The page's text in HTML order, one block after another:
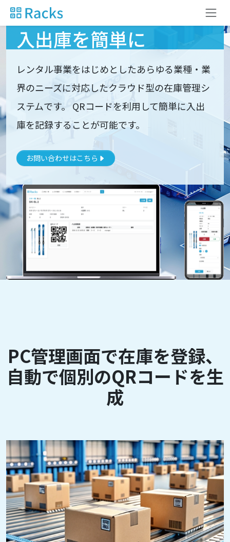
Racks（ラックス）で
入出庫を簡単に
レンタル事業をはじめとしたあらゆる業種・業
界のニーズに対応したクラウド型の在庫管理シ
ステムです。 QRコードを利用して簡単に入出
庫を記録することが可能です。
お問い合わせはこちら
PC管理画面で在庫を登録、
自動で個別のQRコードを生
成